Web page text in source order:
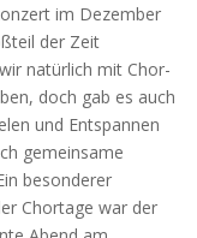
im Dezember
der Zeit
natürlich mit Chor-
doch gab es auch
und Entspannen
gemeinsame
besonderer
Chortage war der